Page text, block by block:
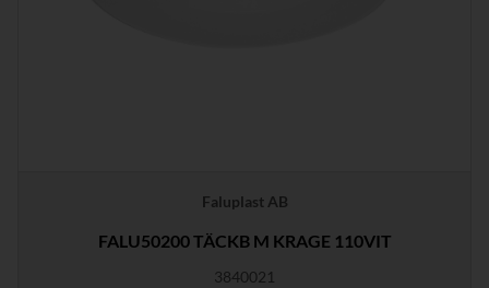
Faluplast AB
FALU50200 TÄCKB M KRAGE 110VIT
3840021